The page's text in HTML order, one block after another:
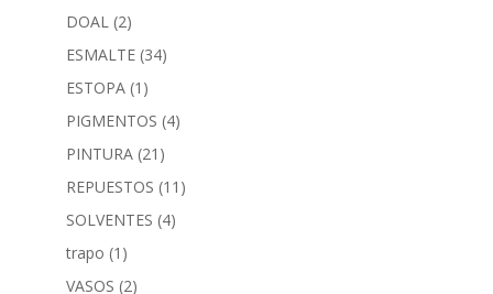
DOAL (2)
ESMALTE (34)
ESTOPA (1)
PIGMENTOS (4)
PINTURA (21)
REPUESTOS (11)
SOLVENTES (4)
trapo (1)
VASOS (2)